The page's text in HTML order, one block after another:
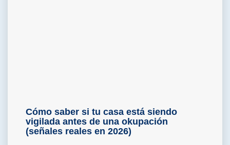
Cómo saber si tu casa está siendo
vigilada antes de una okupación
(señales reales en 2026)